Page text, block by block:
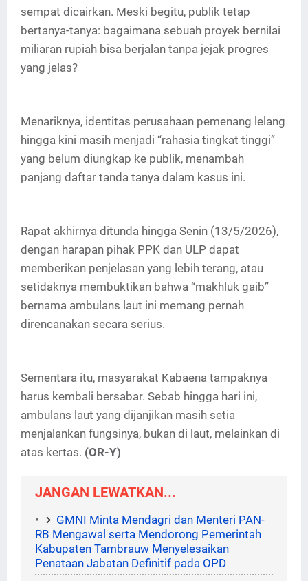
sempat dicairkan. Meski begitu, publik tetap
bertanya-tanya: bagaimana sebuah proyek bernilai
miliaran rupiah bisa berjalan tanpa jejak progres
yang jelas?
Menariknya, identitas perusahaan pemenang lelang
hingga kini masih menjadi “rahasia tingkat tinggi”
yang belum diungkap ke publik, menambah
panjang daftar tanda tanya dalam kasus ini.
Rapat akhirnya ditunda hingga Senin (13/5/2026),
dengan harapan pihak PPK dan ULP dapat
memberikan penjelasan yang lebih terang, atau
setidaknya membuktikan bahwa “makhluk gaib”
bernama ambulans laut ini memang pernah
direncanakan secara serius.
Sementara itu, masyarakat Kabaena tampaknya
harus kembali bersabar. Sebab hingga hari ini,
ambulans laut yang dijanjikan masih setia
menjalankan fungsinya, bukan di laut, melainkan di
atas kertas. (OR-Y)
JANGAN LEWATKAN...
GMNI Minta Mendagri dan Menteri PAN-
RB Mengawal serta Mendorong Pemerintah
Kabupaten Tambrauw Menyelesaikan
Penataan Jabatan Definitif pada OPD